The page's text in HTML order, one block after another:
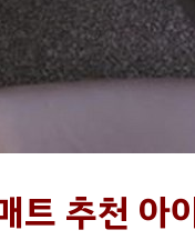
트 추천 아